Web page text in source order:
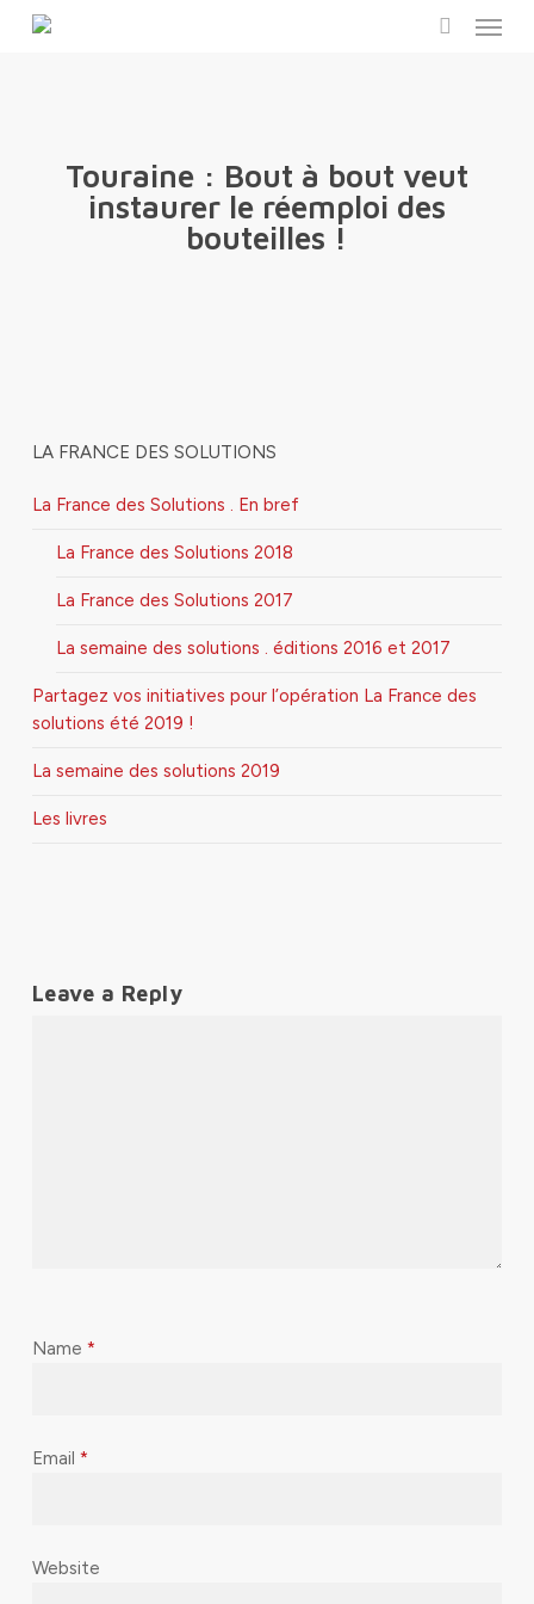
Menu
Touraine : Bout à bout veut
instaurer le réemploi des
bouteilles !
LA FRANCE DES SOLUTIONS
La France des Solutions . En bref
La France des Solutions 2018
La France des Solutions 2017
La semaine des solutions . éditions 2016 et 2017
Partagez vos initiatives pour l’opération La France des
solutions été 2019 !
La semaine des solutions 2019
Les livres
Leave a Reply
Name *
Email *
Website